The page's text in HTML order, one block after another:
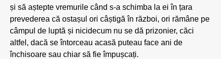
și să aștepte vremurile când s-a schimba la ei în țara
prevederea că ostașul ori câștigă în război, ori rămâne pe
câmpul de luptă și nicidecum nu se dă prizonier, căci
altfel, dacă se întorceau acasă puteau face ani de
închisoare sau chiar să fie împușcați.